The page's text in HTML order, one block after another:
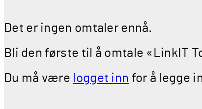
Det er ingen omtaler ennå.
Bli den første til å omtale «LinkIT
Du må være logget inn for å legge